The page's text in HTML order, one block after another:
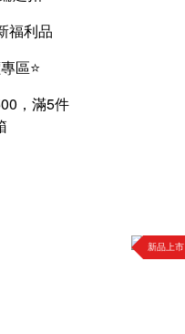
福利品
區⭐
，滿5件
新品上市